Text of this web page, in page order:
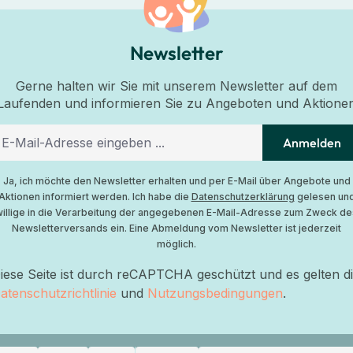
Newsletter
Gerne halten wir Sie mit unserem Newsletter auf dem
und informieren Sie zu Angeboten und
Anmelden
Ja, ich möchte den Newsletter erhalten und per E-Mail über Angebote und
informiert werden. Ich habe die Datenschutzerklärung gelesen
in die Verarbeitung der angegebenen E-Mail-Adresse zum Zweck
Newsletterversands ein. Eine Abmeldung vom Newsletter ist jederzeit
möglich.
Seite ist durch reCAPTCHA geschützt und es gelten
und Nutzungsbedingungen.